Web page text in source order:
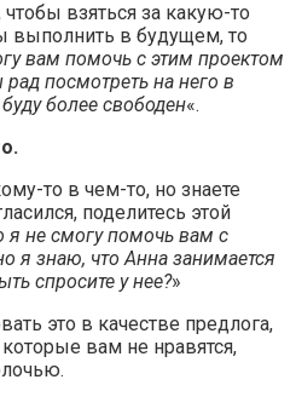
взяться за какую-то
выполнить в будущем, то
вам помочь с этим проектом
посмотреть на него в
более свободен«.
то в чем-то, но знаете
поделитесь этой
я не смогу помочь вам с
я знаю, что Анна занимается
спросите у нее?»
это в качестве предлога,
вам не нравятся,